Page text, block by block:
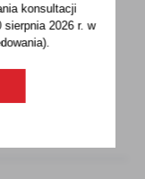
do Was:
konsultacji
sierpnia 2026 r. w